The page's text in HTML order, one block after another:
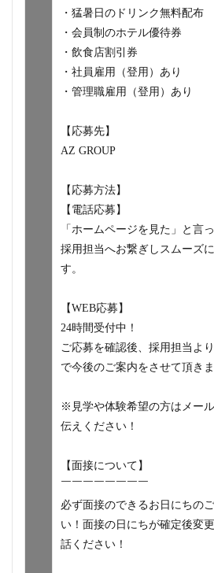
・猛暑日のドリンク無料配布
・会員制のホテル優待券
・飲食店割引券
・社員雇用（登用）あり
・管理職雇用（登用）あり
【応募先】
AZ GROUP
【応募方法】
【電話応募】
「ホームページを見た」と言
採用担当へお繋ぎしスムーズ
す。
【WEB応募】
24時間受付中！
ご応募を確認後、採用担当よ
で今後のご案内をさせて頂きま
※見学や体験希望の方はメー
伝えください！
【面接について】
￣￣￣￣￣￣￣￣
必ず面接のできるお日にちの
い！面接の日にちが確定後変
話ください！